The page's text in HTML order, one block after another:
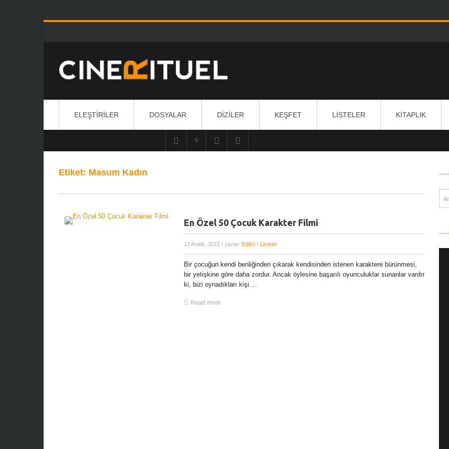
ELEŞTIRILER DOSYALAR DIZILER KEŞFET LISTELER KITAPLIK
Etiket: Masum Kadın
En Özel 50 Çocuk Karakter Filmi
13 Aralık, 2015 / yazar: Editör/ Listeler
Bir çocuğun kendi benliğinden çıkarak kendisinden istenen karaktere bürünmesi,
bir yetişkine göre daha zordur. Ancak öylesine başarılı oyunculuklar sunanlar vardır
ki, bizi oynadıkları kişi ...
Read more